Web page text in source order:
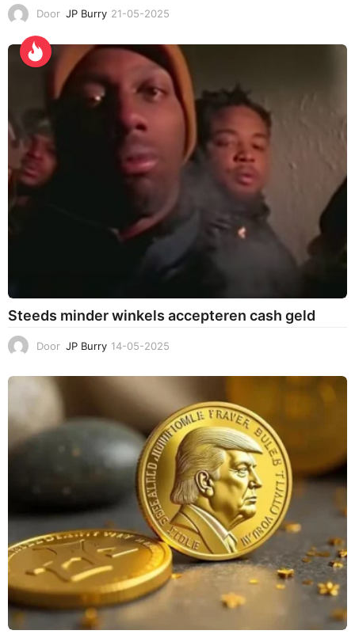
Door JP Burry 21-05-2025
-
0
5
-
Steeds minder winkels accepteren cash geld
Door JP Burry 14-05-2025
-
-
2
0
5